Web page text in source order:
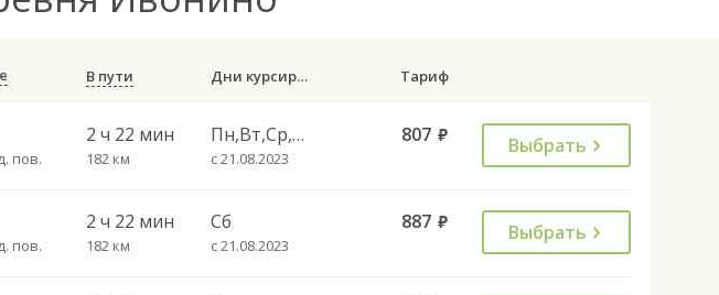
В пути Дни курсирования Тариф
пов.
2 ч 22 мин
182 км
Пн,Вт,Ср,Чт,Вс
с 21.08.2023
807 руб. Выбрать
пов.
2 ч 22 мин
182 км
Сб
с 21.08.2023
887 руб. Выбрать